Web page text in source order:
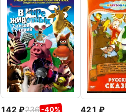
142 236 -40%
421